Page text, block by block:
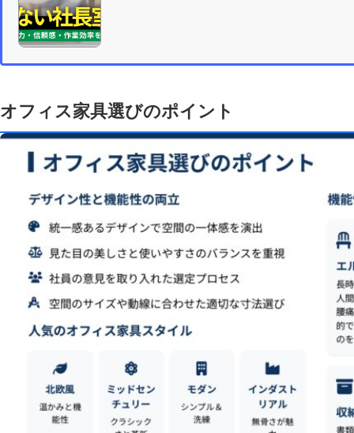
オフィス家具選びのポイント